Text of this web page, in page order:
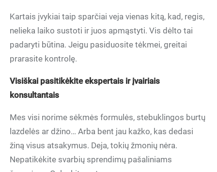
Kartais įvykiai taip sparčiai veja vienas kitą, kad, regis,
nelieka laiko sustoti ir juos apmąstyti. Vis dėlto tai
padaryti būtina. Jeigu pasiduosite tėkmei, greitai
prarasite kontrolę.
Visiškai pasitikėkite ekspertais ir įvairiais
konsultantais
Mes visi norime sėkmės formulės, stebuklingos burtų
lazdelės ar džino… Arba bent jau kažko, kas dedasi
žiną visus atsakymus. Deja, tokių žmonių nėra.
Nepatikėkite svarbių sprendimų pašaliniams